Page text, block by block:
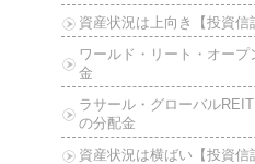
資産状況は上向き【投資信
ワールド・リート・オープ
金
ラサール・グローバル
の分配金
資産状況は横ばい【投資信